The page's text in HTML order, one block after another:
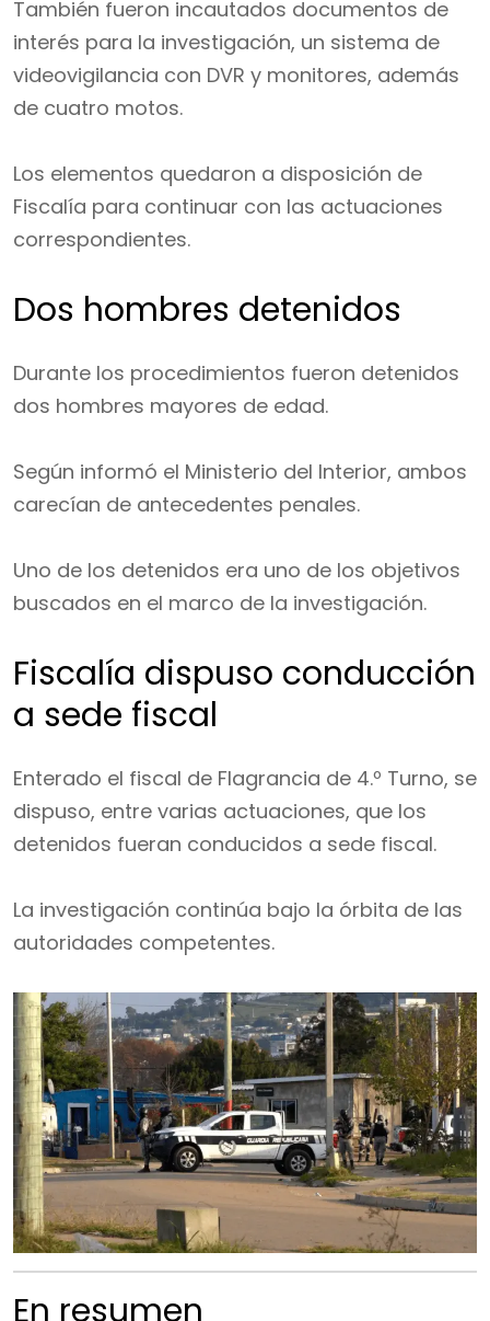
También fueron incautados documentos de
interés para la investigación, un sistema de
videovigilancia con DVR y monitores, además
de cuatro motos.
Los elementos quedaron a disposición de
Fiscalía para continuar con las actuaciones
correspondientes.
Dos hombres detenidos
Durante los procedimientos fueron detenidos
dos hombres mayores de edad.
Según informó el Ministerio del Interior, ambos
carecían de antecedentes penales.
Uno de los detenidos era uno de los objetivos
buscados en el marco de la investigación.
Fiscalía dispuso conducción
a sede fiscal
Enterado el fiscal de Flagrancia de 4.º Turno, se
dispuso, entre varias actuaciones, que los
detenidos fueran conducidos a sede fiscal.
La investigación continúa bajo la órbita de las
autoridades competentes.
En resumen